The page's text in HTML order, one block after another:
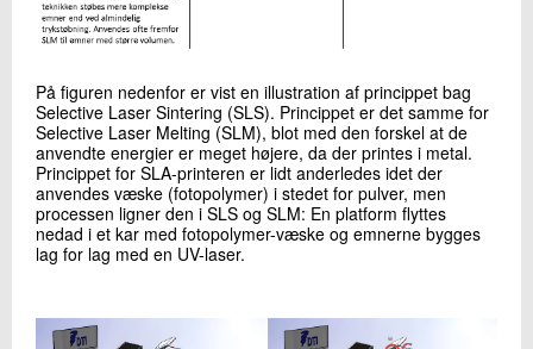
På figuren nedenfor er vist en illustration af princippet bag
Selective Laser Sintering (SLS). Princippet er det samme for
Selective Laser Melting (SLM), blot med den forskel at de
anvendte energier er meget højere, da der printes i metal.
Princippet for SLA-printeren er lidt anderledes idet der
anvendes væske (fotopolymer) i stedet for pulver, men
processen ligner den i SLS og SLM: En platform flyttes
nedad i et kar med fotopolymer-væske og emnerne bygges
lag for lag med en UV-laser.